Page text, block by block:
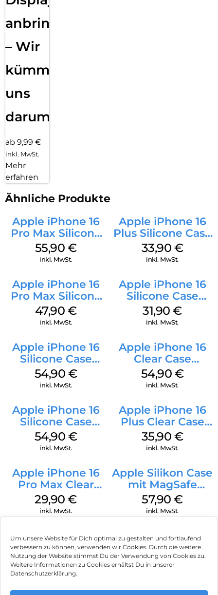
Um unsere Website für Dich optimal zu gestalten und fortlaufend
verbessern zu können, verwenden wir Cookies. Durch die weitere
Nutzung der Website stimmst Du der Verwendung von Cookies zu.
Weitere Informationen zu Cookies erhältst Du in unserer
Datenschutzerklärung.
anbringen
– Wir
kümmern
uns
darum!
ab 9,99 €
inkl. MwSt.
Mehr
erfahren
Ähnliche Produkte
Apple iPhone 16
Pro Max Silicone
Case MagSafe
Stone Gray
55,90 €
inkl. MwSt.
Apple iPhone 16
Plus Silicone Case
MagSafe Lake
Green
33,90 €
inkl. MwSt.
Apple iPhone 16
Pro Max Silicone
Case MagSafe
Black
47,90 €
inkl. MwSt.
Apple iPhone 16
Silicone Case
MagSafe Fuchsia
31,90€
inkl. MwSt.
Apple iPhone 16
Silicone Case
MagSafe Lake
Green
54,90 €
inkl. MwSt.
Apple iPhone 16
Clear Case
MagSafe
Transparent
54,90 €
inkl. MwSt.
Apple iPhone 16
Silicone Case
MagSafe Black
54,90 €
inkl. MwSt.
Apple iPhone 16
Plus Clear Case
MagSafe
Transparent
35,90 €
inkl. MwSt.
Apple iPhone 16
Pro Max Clear
Case MagSafe
Transparent
29,90€
inkl. MwSt.
Apple Silikon Case
mit MagSafe
iPhone 14 Pro
(PRODUCT)RED
57,90€
inkl. MwSt.
Impressum